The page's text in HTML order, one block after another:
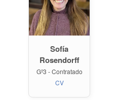
Sofía
Rosendorff
Gº3 - Contratado
CV